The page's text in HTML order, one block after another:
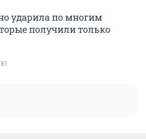
ударила по многим
получили только